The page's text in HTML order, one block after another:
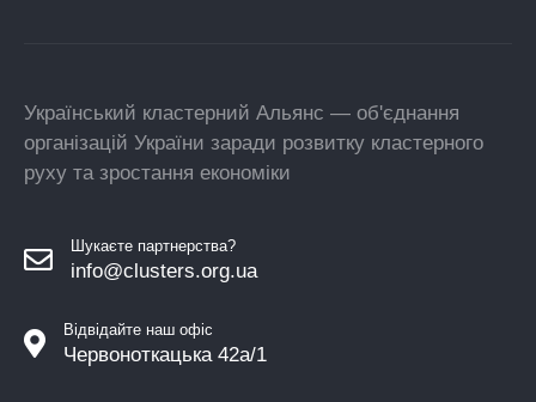
Український кластерний Альянс — об'єднання
організацій України заради розвитку кластерного
руху та зростання економіки
Шукаєте партнерства?
info@clusters.org.ua
Відвідайте наш офіс
Червоноткацька 42а/1